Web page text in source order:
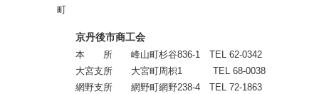
町
京丹後市商工会
本 所 峰山町杉谷836-1 TEL 62-0342
大宮支所 大宮町周枳1 TEL 68-0038
網野支所 網野町網野238-4 TEL 72-1863